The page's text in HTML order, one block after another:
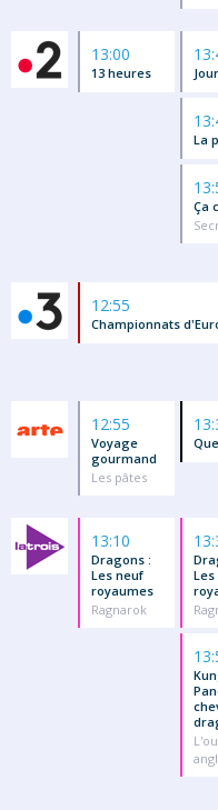
13:00
13 heures
La
Ça
12:55
Championnats
12:55
Voyage
gourmand
Les pâtes
13:10
Dragons :
Les neuf
royaumes
Ragnarok